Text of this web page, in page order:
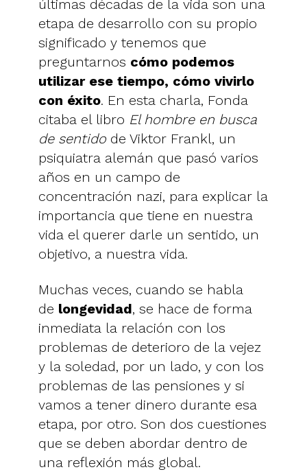
últimas décadas de la vida son una
etapa de desarrollo con su propio
significado y tenemos que
preguntarnos cómo podemos
utilizar ese tiempo, cómo vivirlo
con éxito. En esta charla, Fonda
citaba el libro El hombre en busca
de sentido de Viktor Frankl, un
psiquiatra alemán que pasó varios
años en un campo de
concentración nazi, para explicar la
importancia que tiene en nuestra
vida el querer darle un sentido, un
objetivo, a nuestra vida.
Muchas veces, cuando se habla
de longevidad, se hace de forma
inmediata la relación con los
problemas de deterioro de la vejez
y la soledad, por un lado, y con los
problemas de las pensiones y si
vamos a tener dinero durante esa
etapa, por otro. Son dos cuestiones
que se deben abordar dentro de
una reflexión más global.